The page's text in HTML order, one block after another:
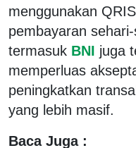
menggunakan
pembayaran
termasuk BNI juga
memperluas
peningkatkan
yang lebih masif.
Baca Juga :